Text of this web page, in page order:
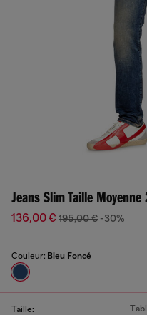
Jeans Slim Taille
136,00 € 195,00 € -30%
Couleur: Bleu Foncé
Taille: